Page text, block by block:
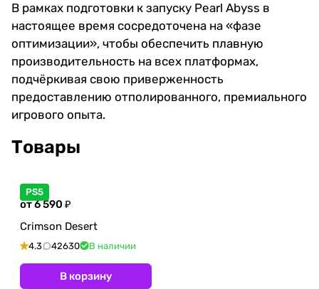
В рамках подготовки к запуску Pearl Abyss в
настоящее время сосредоточена на «фазе
оптимизации», чтобы обеспечить плавную
производительность на всех платформах,
подчёркивая свою приверженность
предоставлению отполированного, премиального
игрового опыта.
Товары
PS5
от 6 590 ₽
Crimson Desert
4.3 42630 В наличии
В корзину